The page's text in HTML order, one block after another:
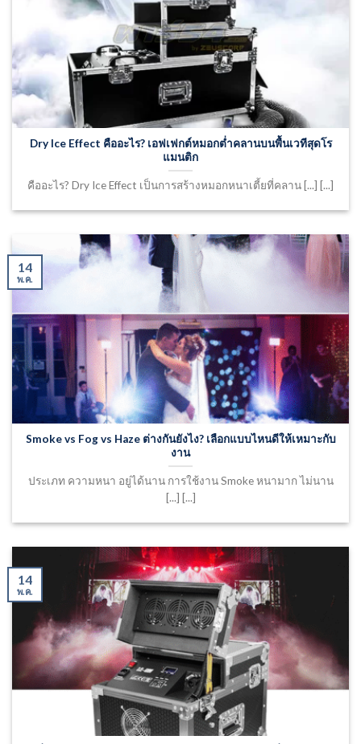
Dry Ice Effect คืออะไร? เอฟเฟกต์หมอกต่ำคลานบนพื้นเวทีสุดโร
แมนติก
คืออะไร? Dry Ice Effect เป็นการสร้างหมอกหนาเตี้ยที่คลาน [...] [...]
Smoke vs Fog vs Haze ต่างกันยังไง? เลือกแบบไหนดีให้เหมาะกับ
งาน
ประเภท ความหนา อยู่ได้นาน การใช้งาน Smoke หนามาก ไม่นาน
[...] [...]
14
พ.ค.
14
พ.ค.